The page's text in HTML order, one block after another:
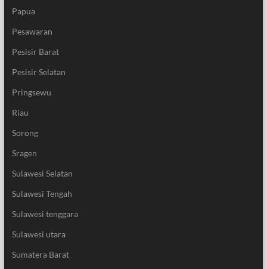
Papua
Pesawaran
Pesisir Barat
Pesisir Selatan
Pringsewu
Riau
Sorong
Sragen
Sulawesi Selatan
Sulawesi Tengah
Sulawesi tenggara
Sulawesi utara
Sumatera Barat